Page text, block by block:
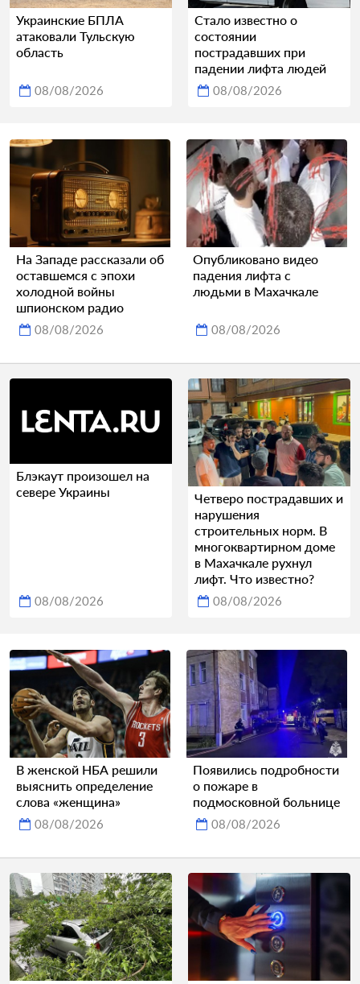
Украинские БПЛА
атаковали Тульскую
область
08/08/2026
Стало известно о
состоянии
пострадавших при
падении лифта людей
08/08/2026
На Западе рассказали об
оставшемся с эпохи
холодной войны
шпионском радио
08/08/2026
Опубликовано видео
падения лифта с
людьми в Махачкале
08/08/2026
Блэкаут произошел на
севере Украины
08/08/2026
Четверо пострадавших и
нарушения
строительных норм. В
многоквартирном доме
в Махачкале рухнул
лифт. Что известно?
08/08/2026
В женской НБА решили
выяснить определение
слова «женщина»
08/08/2026
Появились подробности
о пожаре в
подмосковной больнице
08/08/2026